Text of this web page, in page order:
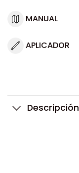
MANUAL
APLICADOR
Descripción